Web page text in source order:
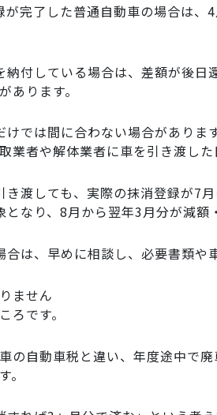
完了した普通自動車の場合は
付している場合は、差額が後
あります。
けでは間に合わない場合がありま
業者や解体業者に車を引き渡し
き渡しても、実際の抹消登録が7
なり、8月から翌年3月分が減額
は、早めに相談し、必要書類や
ません
ろです。
の自動車税と違い、年度途中で